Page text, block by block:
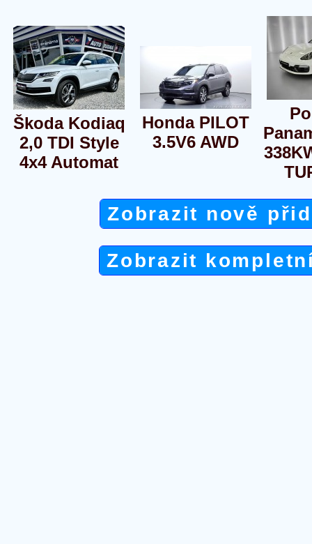
Škoda Kodiaq
2,0 TDI Style
4x4 Automat
Honda PILOT
3.5V6 AWD
Zobrazit nově
Zobrazit